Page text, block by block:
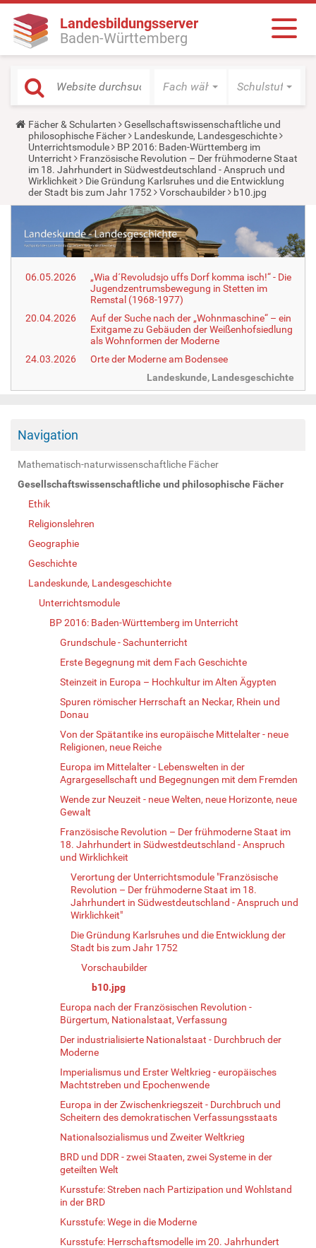
Landesbildungsserver
Baden-Württemberg
Fach wählen Schulstufe
Y
o
u
a
r
e
h
e
:
Fächer & Schularten
Gesellschaftswissenschaftliche und
philosophische Fächer
Landeskunde, Landesgeschichte
Unterrichtsmodule
BP 2016: Baden-Württemberg im
Unterricht
Französische Revolution – Der frühmoderne Staat
im 18. Jahrhundert in Südwestdeutschland - Anspruch und
Wirklichkeit
Die Gründung Karlsruhes und die Entwicklung
der Stadt bis zum Jahr 1752
Vorschaubilder b10.jpg
06.05.2026
„Wia d´Revoludsjo uffs Dorf komma isch!“ - Die
Jugendzentrumsbewegung in Stetten im
Remstal (1968-1977)
20.04.2026
Auf der Suche nach der „Wohnmaschine“ – ein
Exitgame zu Gebäuden der Weißenhofsiedlung
als Wohnformen der Moderne
24.03.2026
Orte der Moderne am Bodensee
Landeskunde, Landesgeschichte
Navigation
Mathematisch-naturwissenschaftliche Fächer
Gesellschaftswissenschaftliche und philosophische Fächer
Ethik
Religionslehren
Geographie
Geschichte
Landeskunde, Landesgeschichte
Unterrichtsmodule
BP 2016: Baden-Württemberg im Unterricht
Grundschule - Sachunterricht
Erste Begegnung mit dem Fach Geschichte
Steinzeit in Europa – Hochkultur im Alten Ägypten
Spuren römischer Herrschaft an Neckar, Rhein und
Donau
Von der Spätantike ins europäische Mittelalter - neue
Religionen, neue Reiche
Europa im Mittelalter - Lebenswelten in der
Agrargesellschaft und Begegnungen mit dem Fremden
Wende zur Neuzeit - neue Welten, neue Horizonte, neue
Gewalt
Französische Revolution – Der frühmoderne Staat im
18. Jahrhundert in Südwestdeutschland - Anspruch
und Wirklichkeit
Verortung der Unterrichtsmodule "Französische
Revolution – Der frühmoderne Staat im 18.
Jahrhundert in Südwestdeutschland - Anspruch und
Wirklichkeit"
Die Gründung Karlsruhes und die Entwicklung der
Stadt bis zum Jahr 1752
Vorschaubilder
b10.jpg
Europa nach der Französischen Revolution -
Bürgertum, Nationalstaat, Verfassung
Der industrialisierte Nationalstaat - Durchbruch der
Moderne
Imperialismus und Erster Weltkrieg - europäisches
Machtstreben und Epochenwende
Europa in der Zwischenkriegszeit - Durchbruch und
Scheitern des demokratischen Verfassungsstaats
Nationalsozialismus und Zweiter Weltkrieg
BRD und DDR - zwei Staaten, zwei Systeme in der
geteilten Welt
Kursstufe: Streben nach Partizipation und Wohlstand
in der BRD
Kursstufe: Wege in die Moderne
Kursstufe: Herrschaftsmodelle im 20. Jahrhundert